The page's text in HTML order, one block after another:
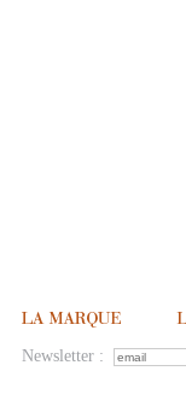
Newsletter :